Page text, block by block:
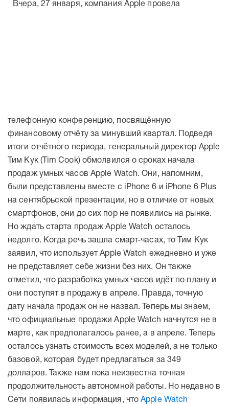
Вчера, 27 января, компания Apple провела
телефонную конференцию, посвящённую
финансовому отчёту за минувший квартал. Подведя
итоги отчётного периода, генеральный директор Apple
Тим Кук (Tim Cook) обмолвился о сроках начала
продаж умных часов Apple Watch. Они, напомним,
были представлены вместе с iPhone 6 и iPhone 6 Plus
на сентябрьской презентации, но в отличие от новых
смартфонов, они до сих пор не появились на рынке.
Но ждать старта продаж Apple Watch осталось
недолго. Когда речь зашла смарт-часах, то Тим Кук
заявил, что использует Apple Watch ежедневно и уже
не представляет себе жизни без них. Он также
отметил, что разработка умных часов идёт по плану и
они поступят в продажу в апреле. Правда, точную
дату начала продаж он не назвал. Теперь мы знаем,
что официальные продажи Apple Watch начнутся не в
марте, как предполагалось ранее, а в апреле. Теперь
осталось узнать стоимость всех моделей, а не только
базовой, которая будет предлагаться за 349
долларов. Также нам пока неизвестна точная
продолжительность автономной работы. Но недавно в
Сети появилась информация, чтоApple Watch